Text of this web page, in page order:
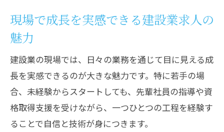
現場で成長を実感できる建設業求人の
魅力
建設業の現場では、日々の業務を通じて目に見える成
長を実感できるのが大きな魅力です。特に若手の場
合、未経験からスタートしても、先輩社員の指導や資
格取得支援を受けながら、一つひとつの工程を経験す
ることで自信と技術が身につきます。